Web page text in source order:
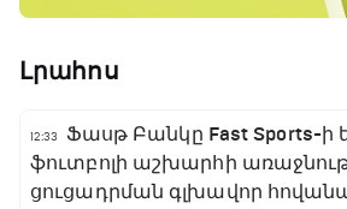
Լրահոս
12:33
Ֆասթ Բանկը Fast Sports-ի
ֆուտբոլի աշխարհի
ցուցադրման գլխավոր